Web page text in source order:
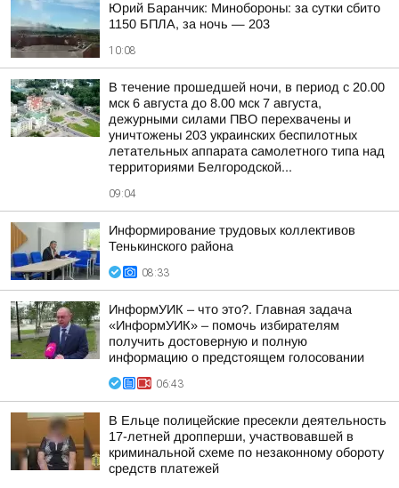
Юрий Баранчик: Минобороны: за сутки сбито
1150 БПЛА, за ночь — 203
10:08
В течение прошедшей ночи, в период с 20.00
мск 6 августа до 8.00 мск 7 августа,
дежурными силами ПВО перехвачены и
уничтожены 203 украинских беспилотных
летательных аппарата самолетного типа над
территориями Белгородской...
09:04
Информирование трудовых коллективов
Тенькинского района
08:33
ИнформУИК – что это?. Главная задача
«ИнформУИК» – помочь избирателям
получить достоверную и полную
информацию о предстоящем голосовании
06:43
В Ельце полицейские пресекли деятельность
17-летней дропперши, участвовавшей в
криминальной схеме по незаконному обороту
средств платежей